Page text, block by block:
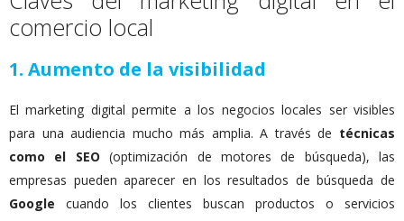
comercio local
1. Aumento de la visibilidad
El marketing digital permite a los negocios locales ser visibles
para una audiencia mucho más amplia. A través de técnicas
como el SEO (optimización de motores de búsqueda), las
empresas pueden aparecer en los resultados de búsqueda de
Google cuando los clientes buscan productos o servicios